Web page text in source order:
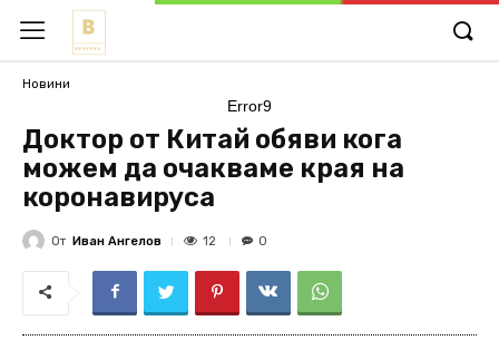
Новини
Error9
Доктор от Китай обяви кога
можем да очакваме края на
коронавируса
От Иван Ангелов 12 0